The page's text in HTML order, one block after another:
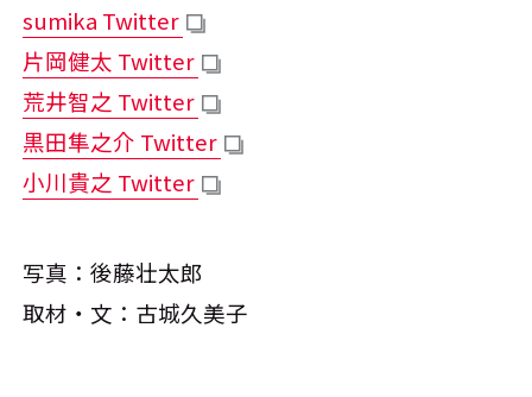
sumika Twitter
片岡健太 Twitter
荒井智之 Twitter
黒田隼之介 Twitter
小川貴之 Twitter
写真：後藤壮太郎
取材・文：古城久美子